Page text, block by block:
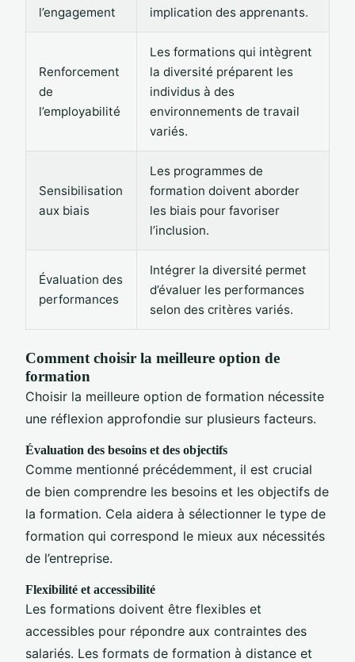
l’engagement
implication des apprenants.
Renforcement
de
l’employabilité
Les formations qui intègrent
la diversité préparent les
individus à des
environnements de travail
variés.
Sensibilisation
aux biais
Les programmes de
formation doivent aborder
les biais pour favoriser
l’inclusion.
Évaluation des
performances
Intégrer la diversité permet
d’évaluer les performances
selon des critères variés.
Comment choisir la meilleure option de
formation
Choisir la meilleure option de formation nécessite
une réflexion approfondie sur plusieurs facteurs.
Évaluation des besoins et des objectifs
Comme mentionné précédemment, il est crucial
de bien comprendre les besoins et les objectifs de
la formation. Cela aidera à sélectionner le type de
formation qui correspond le mieux aux nécessités
de l’entreprise.
Flexibilité et accessibilité
Les formations doivent être flexibles et
accessibles pour répondre aux contraintes des
salariés. Les formats de formation à distance et